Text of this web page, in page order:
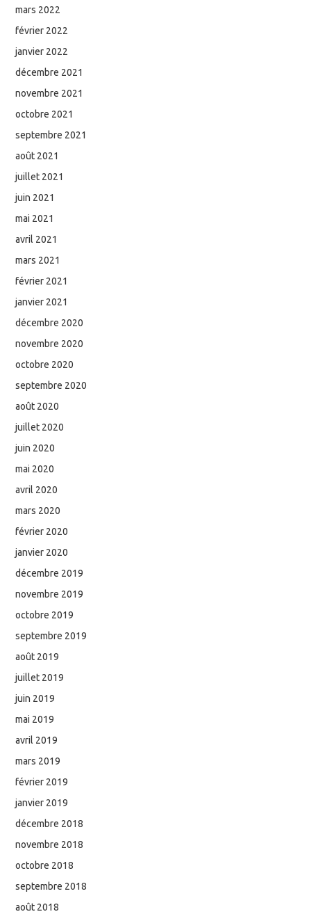
mars 2022
février 2022
janvier 2022
décembre 2021
novembre 2021
octobre 2021
septembre 2021
août 2021
juillet 2021
juin 2021
mai 2021
avril 2021
mars 2021
février 2021
janvier 2021
décembre 2020
novembre 2020
octobre 2020
septembre 2020
août 2020
juillet 2020
juin 2020
mai 2020
avril 2020
mars 2020
février 2020
janvier 2020
décembre 2019
novembre 2019
octobre 2019
septembre 2019
août 2019
juillet 2019
juin 2019
mai 2019
avril 2019
mars 2019
février 2019
janvier 2019
décembre 2018
novembre 2018
octobre 2018
septembre 2018
août 2018